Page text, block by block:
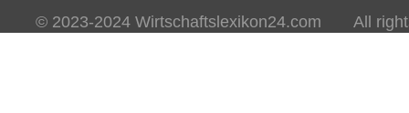
© 2023-2024 Wirtschaftslexikon24.com All